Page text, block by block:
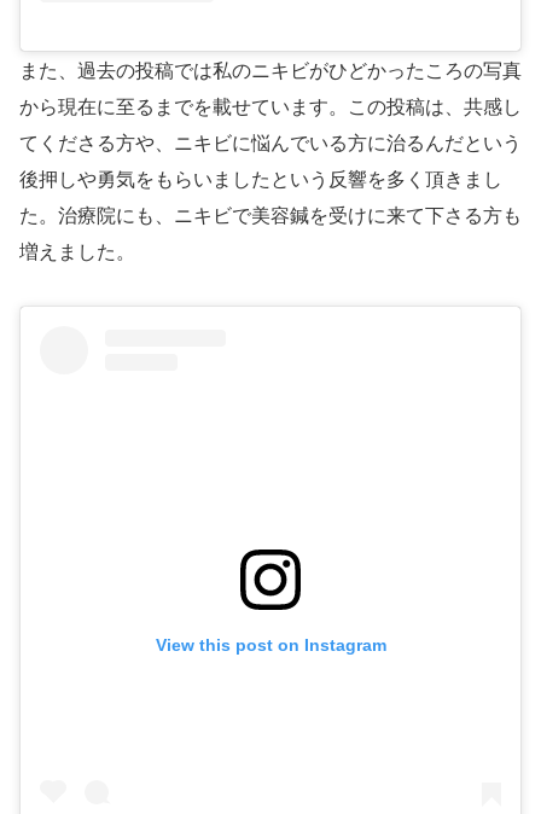
また、過去の投稿では私のニキビがひどかったころの写真
から現在に至るまでを載せています。この投稿は、共感し
てくださる方や、ニキビに悩んでいる方に治るんだという
後押しや勇気をもらいましたという反響を多く頂きまし
た。治療院にも、ニキビで美容鍼を受けに来て下さる方も
増えました。
View this post on Instagram